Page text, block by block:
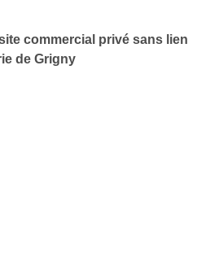
commercial privé sans lien
de Grigny